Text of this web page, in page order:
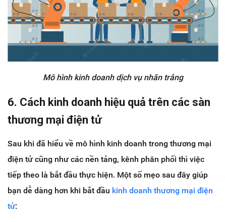
Mô hình kinh doanh dịch vụ nhãn trắng
6. Cách kinh doanh hiệu quả trên các sàn
thương mại điện tử
Sau khi đã hiểu về mô hình kinh doanh trong thương mại
điện tử cũng như các nền tảng, kênh phân phối thì việc
tiếp theo là bắt đầu thực hiện. Một số mẹo sau đây giúp
bạn dễ dàng hơn khi bắt đầu kinh doanh thương mại điện
tử: